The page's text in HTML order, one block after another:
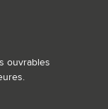
ouvrables